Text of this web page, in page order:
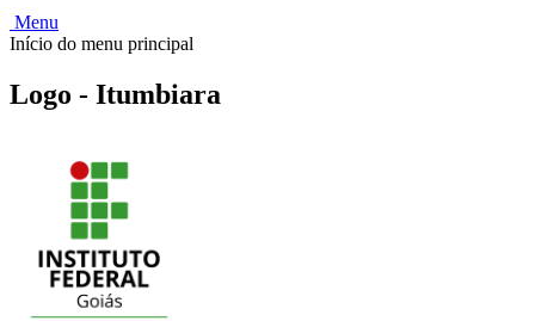
Menu
Início do menu principal
Logo - Itumbiara